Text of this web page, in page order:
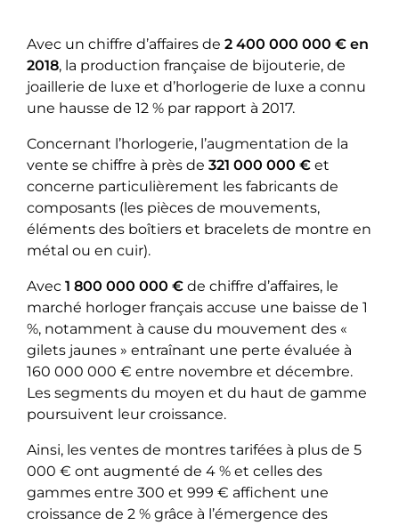
Avec un chiffre d’affaires de 2 400 000 000 € en
2018, la production française de bijouterie, de
joaillerie de luxe et d’horlogerie de luxe a connu
une hausse de 12 % par rapport à 2017.
Concernant l’horlogerie, l’augmentation de la
vente se chiffre à près de 321 000 000 € et
concerne particulièrement les fabricants de
composants (les pièces de mouvements,
éléments des boîtiers et bracelets de montre en
métal ou en cuir).
Avec 1 800 000 000 € de chiffre d’affaires, le
marché horloger français accuse une baisse de 1
%, notamment à cause du mouvement des «
gilets jaunes » entraînant une perte évaluée à
160 000 000 € entre novembre et décembre.
Les segments du moyen et du haut de gamme
poursuivent leur croissance.
Ainsi, les ventes de montres tarifées à plus de 5
000 € ont augmenté de 4 % et celles des
gammes entre 300 et 999 € affichent une
croissance de 2 % grâce à l’émergence des